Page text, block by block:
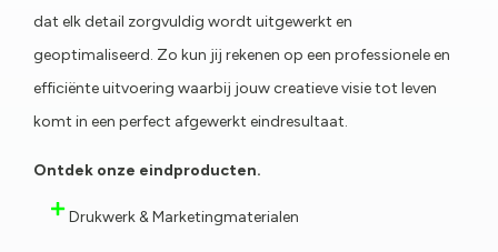
dat elk detail zorgvuldig wordt uitgewerkt en
geoptimaliseerd. Zo kun jij rekenen op een professionele en
efficiënte uitvoering waarbij jouw creatieve visie tot leven
komt in een perfect afgewerkt eindresultaat.
Ontdek onze eindproducten.
Drukwerk & Marketingmaterialen